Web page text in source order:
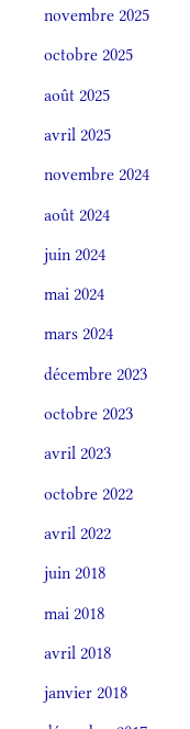
novembre 2025
octobre 2025
août 2025
avril 2025
novembre 2024
août 2024
juin 2024
mai 2024
mars 2024
décembre 2023
octobre 2023
avril 2023
octobre 2022
avril 2022
juin 2018
mai 2018
avril 2018
janvier 2018